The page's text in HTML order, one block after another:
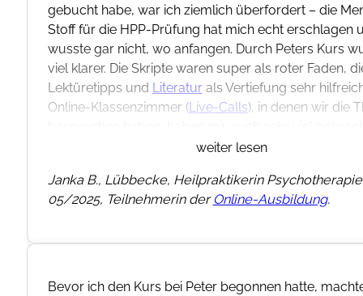
gebucht habe, war ich ziemlich überfordert – die
Stoff für die HPP-Prüfung hat mich echt erschlagen
wusste gar nicht, wo anfangen. Durch Peters Kurs
viel klarer. Die Skripte waren super als roter Faden,
Lektüretipps und Literaturals Vertiefung sehr
Online-Klassenzimmer (Live-Calls), in denen wir die
schriftliche Prüfungdiesmal ziemlich
“Bestnote” bestanden laut meiner Prüfer 😊.
weiter lesen
Janka B., Lübbecke, Heilpraktikerin
05/2025, Teilnehmerin der Online-Ausbildung.
Bevor ich den Kurs bei Peter begonnen hatte,